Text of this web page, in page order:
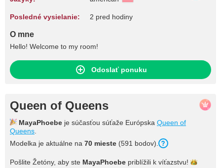
Posledné vysielanie: 2 pred hodiny
O mne
Hello! Welcome to my room!
Odoslať ponuku
Queen of Queens
MayaPhoebe je súčasťou súťaže Európska Queen of
Queens
Modelka je aktuálne na 70 mieste (591 bodov).
Pošlite Žetóny, aby ste MayaPhoebe priblížili k víťazstvu!